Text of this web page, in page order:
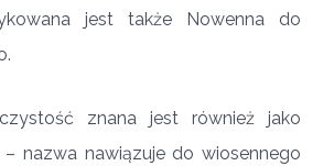
jest także Nowenna do
znana jest również jako
– nazwa nawiązuje do wiosennego